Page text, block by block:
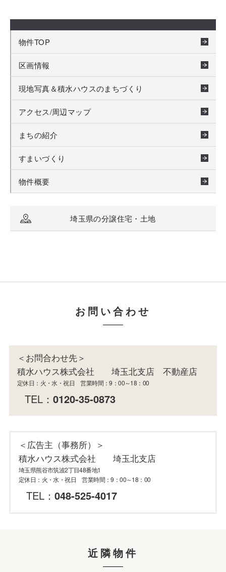
物件TOP
区画情報
現地写真＆積水ハウスのまちづくり
アクセス/周辺マップ
まちの紹介
すまいづくり
物件概要
埼玉県の分譲住宅・土地
お問い合わせ
＜お問合わせ先＞
積水ハウス株式会社 埼玉北支店 不動産店
定休日：火・水・祝日 営業時間：9：00～18：00
TEL：0120-35-0873
＜広告主（事務所）＞
積水ハウス株式会社 埼玉北支店
埼玉県熊谷市筑波2丁目48番地1
定休日：火・水・祝日 営業時間：9：00～18：00
TEL： 048-525-4017
近隣物件